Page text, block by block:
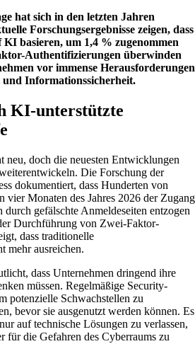
hat sich in den letzten Jahren
Forschungsergebnisse zeigen, dass
basieren, um 1,4 % zugenommen
Authentifizierungen überwinden
vor immense Herausforderungen
und Informationssicherheit.
KI-unterstützte
doch die neuesten Entwicklungen
Die Forschung der
dokumentiert, dass Hunderten von
vier Monaten des Jahres 2026 der Zugang
gefälschte Anmeldeseiten entzogen
Durchführung von Zwei-Faktor-
dass traditionelle
mehr ausreichen.
dass Unternehmen dringend ihre
müssen. Regelmäßige Security-
potenzielle Schwachstellen zu
bevor sie ausgenutzt werden können. Es
auf technische Lösungen zu verlassen,
für die Gefahren des Cyberraums zu